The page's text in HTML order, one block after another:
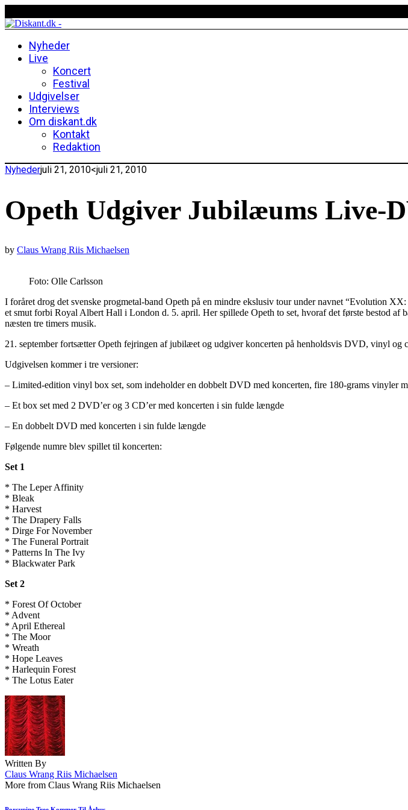
Nyheder
Live
Koncert
Festival
Udgivelser
Interviews
Om diskant.dk
Kontakt
Redaktion
Nyhederjuli 21, 2010<juli 21, 2010
Opeth Udgiver Jubilæums Live-
by Claus Wrang Riis Michaelsen
Foto: Olle Carlsson
I foråret drog det svenske progmetal-band Opeth på en mindre ekslusiv tour under navnet “Evolution
et smut forbi Royal Albert Hall i London d. 5. april. Her spillede Opeth to set, hvoraf det første bestod af
næsten tre timers musik.
21. september fortsætter Opeth fejringen af jubilæet og udgiver koncerten på henholdsvis DVD, vinyl og
Udgivelsen kommer i tre versioner:
– Limited-edition vinyl box set, som indeholder en dobbelt DVD med koncerten, fire 180-grams vinyler
– Et box set med 2 DVD’er og 3 CD’er med koncerten i sin fulde længde
– En dobbelt DVD med koncerten i sin fulde længde
Følgende numre blev spillet til koncerten:
Set 1
* The Leper Affinity
* Bleak
* Harvest
* The Drapery Falls
* Dirge For November
* The Funeral Portrait
* Patterns In The Ivy
* Blackwater Park
Set 2
* Forest Of October
* Advent
* April Ethereal
* The Moor
* Wreath
* Hope Leaves
* Harlequin Forest
* The Lotus Eater
Written By
Claus Wrang Riis Michaelsen
More from Claus Wrang Riis Michaelsen